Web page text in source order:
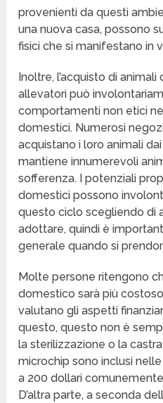
provenienti da questi
una nuova casa, possono
fisici che si manifestano in
Inoltre, l’acquisto di
allevatori può
comportamenti non etici
domestici. Numerosi
acquistano i loro animali
mantiene innumerevoli
sofferenza. I potenziali
domestici possono
questo ciclo scegliendo di
adottare, quindi è
generale quando si
Molte persone ritengono
domestico sarà più
valutano gli aspetti
questo, questo non è
la sterilizzazione o la
microchip sono inclusi
a 200 dollari
D’altra parte, a seconda